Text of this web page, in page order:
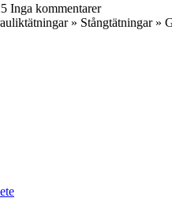
Inga kommentarer
» Stångtätningar »